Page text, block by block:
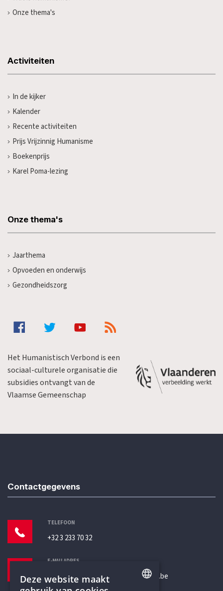
Onze thema's
Activiteiten
In de kijker
Kalender
Recente activiteiten
Prijs Vrijzinnig Humanisme
Boekenprijs
Karel Poma-lezing
Onze thema's
Jaarthema
Opvoeden en onderwijs
Gezondheidszorg
Het Humanistisch Verbond is een
sociaal-culturele organisatie die
subsidies ontvangt van de
Vlaamse Gemeenschap
Contactgegevens
TELEFOON
+32 3 233 70 32
E-MAILADRES
secretariaat@humanistischverbond.be
Deze website maakt